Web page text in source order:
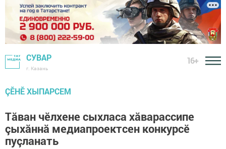
СУВАР
г. Казань
16+
ÇӖНӖ ХЫПАРСЕМ
Тăван чӗлхене сыхласа хăварассипе
çыхăннă медиапроектсен конкурсӗ
пуçланать